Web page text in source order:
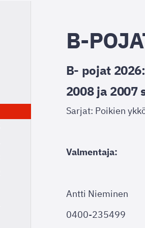
B-
B- pojat 2026:
2008 ja 2007
Sarjat: Poikien
Valmentaja:
Antti Nieminen
0400-235499